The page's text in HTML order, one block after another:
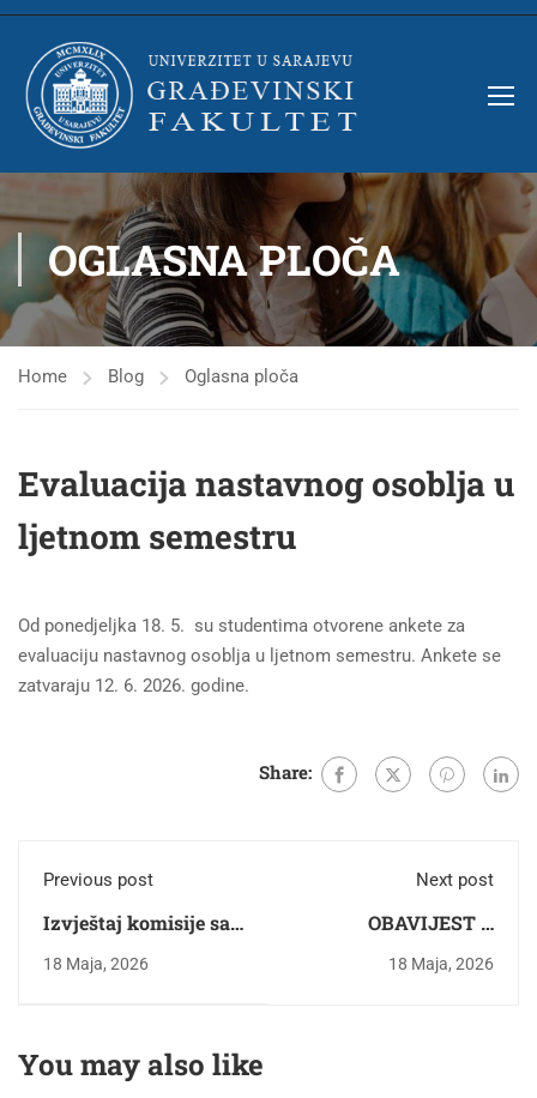
OGLASNA PLOČA
Home Blog Oglasna ploča
Evaluacija nastavnog osoblja u
ljetnom semestru
Od ponedjeljka 18. 5. su studentima otvorene ankete za
evaluaciju nastavnog osoblja u ljetnom semestru. Ankete se
zatvaraju 12. 6. 2026. godine.
Share:
Previous post
Izvještaj komisije sa
prijedlogom za izbor
oblast "Geodezija i
18 Maja, 2026
Next post
OBAVIJEST O
ODBRANI
18 Maja, 2026
You may also like